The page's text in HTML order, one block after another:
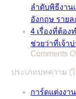
ลำดับพิธีงาน
อังกฤษ ราย
4 เรื่องที่ต้อง
ช่วยว่าที่เจ้า
Comments
ประเภทบทความ (
การ์ดแต่งงาน